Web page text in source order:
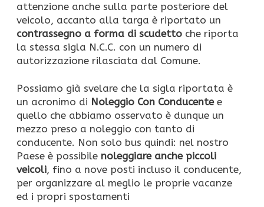
attenzione anche sulla parte posteriore del
veicolo, accanto alla targa è riportato un
contrassegno a forma di scudetto che riporta
la stessa sigla N.C.C. con un numero di
autorizzazione rilasciata dal Comune.
Possiamo già svelare che la sigla riportata è
un acronimo di Noleggio Con Conducente e
quello che abbiamo osservato è dunque un
mezzo preso a noleggio con tanto di
conducente. Non solo bus quindi: nel nostro
Paese è possibile noleggiare anche piccoli
veicoli, fino a nove posti incluso il conducente,
per organizzare al meglio le proprie vacanze
ed i propri spostamenti